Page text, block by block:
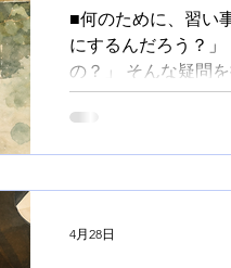
ケースが多いです
■何のために、習い
にするんだろう？」
の？」 そんな疑問
す。 楽器を習うこ
が、 今日はその中
ついてお話ししま
もう少し別の視点で
4月28日